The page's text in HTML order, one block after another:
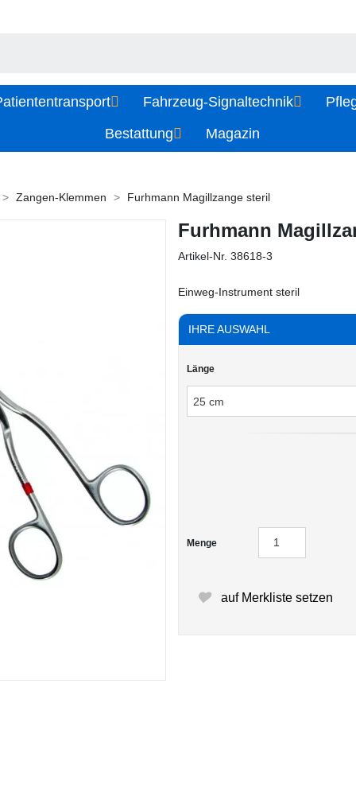
Fahrzeug-Signaltechnik
Bestattung
Magazin
Zangen-Klemmen Furhmann Magillzange steril
Furhmann
Artikel-Nr. 38618-3
Einweg-Instrument steril
IHRE AUSWAHL
Länge
Menge
auf Merkliste setzen